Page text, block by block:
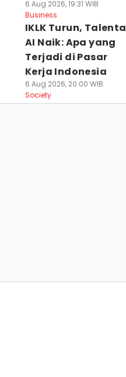
6 Aug 2026, 19:31 WIB
Business
IKLK Turun, Talenta
AI Naik: Apa yang
Terjadi di Pasar
Kerja Indonesia
6 Aug 2026, 20:00 WIB
Society